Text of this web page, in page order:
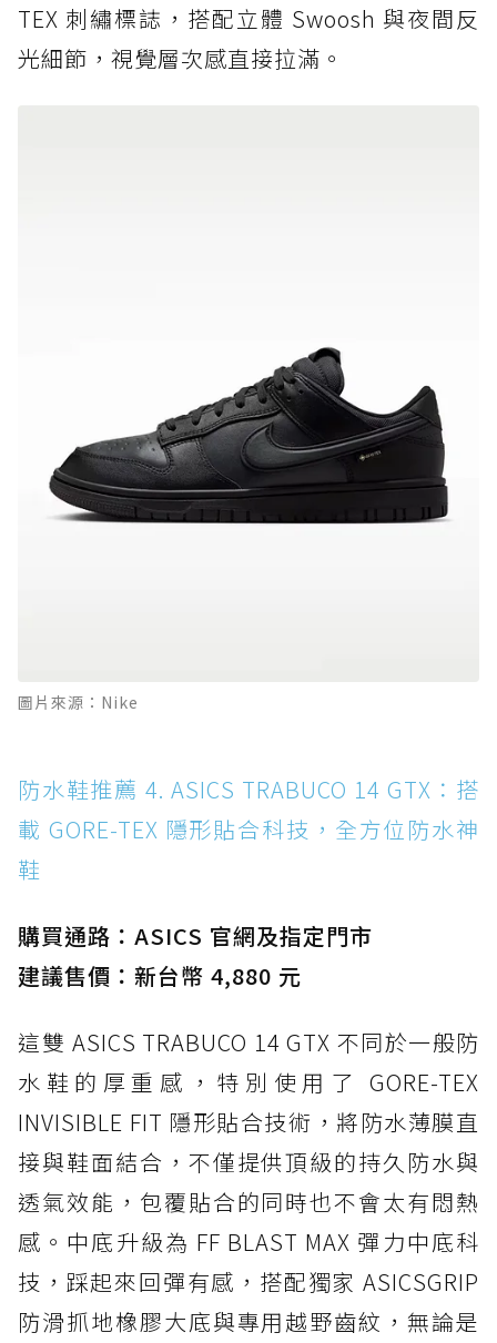
TEX 刺繡標誌，搭配立體 Swoosh 與夜間反
光細節，視覺層次感直接拉滿。
圖片來源：Nike
防水鞋推薦 4. ASICS TRABUCO 14 GTX：搭
載 GORE-TEX 隱形貼合科技，全方位防水神
鞋
購買通路：ASICS 官網及指定門市
建議售價：新台幣 4,880 元
這雙 ASICS TRABUCO 14 GTX 不同於一般防
水鞋的厚重感，特別使用了 GORE-TEX
INVISIBLE FIT 隱形貼合技術，將防水薄膜直
接與鞋面結合，不僅提供頂級的持久防水與
透氣效能，包覆貼合的同時也不會太有悶熱
感。中底升級為 FF BLAST MAX 彈力中底科
技，踩起來回彈有感，搭配獨家 ASICSGRIP
防滑抓地橡膠大底與專用越野齒紋，無論是